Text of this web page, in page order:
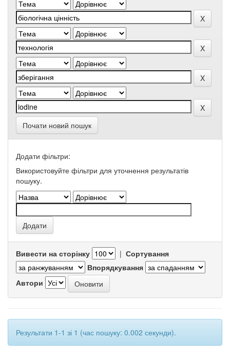
Почати новий пошук
Додати фільтри:
Використовуйте фільтри для уточнення результатів
пошуку.
Вивести на сторінку | Сортування
Впорядкування
Автори
Результати 1-1 зі 1 (час пошуку: 0.002 секунди).